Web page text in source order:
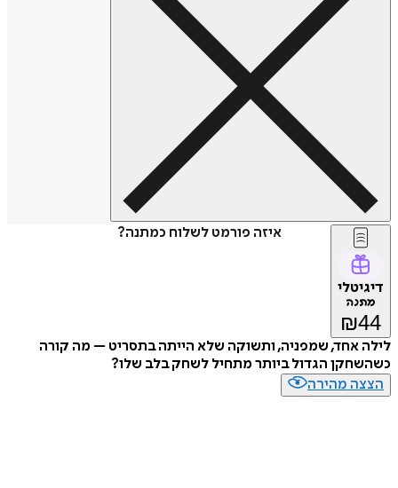
איזה פורמט לשלוח כמתנה?
₪
אחד, שמפניה, ותשוקה שלא הייתה בתסריט – מה קורה
הגדול ביותר מתחיל לשחק בלב שלו?
מהירה